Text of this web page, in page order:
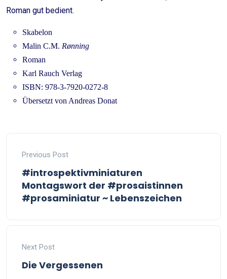
Roman gut bedient.
Skabelon
Malin C.M. Rønning
Roman
Karl Rauch Verlag
ISBN: 978-3-7920-0272-8
Übersetzt von Andreas Donat
Previous Post
#introspektivminiaturen
Montagswort der #prosaistinnen
#prosaminiatur ~ Lebenszeichen
Next Post
Die Vergessenen